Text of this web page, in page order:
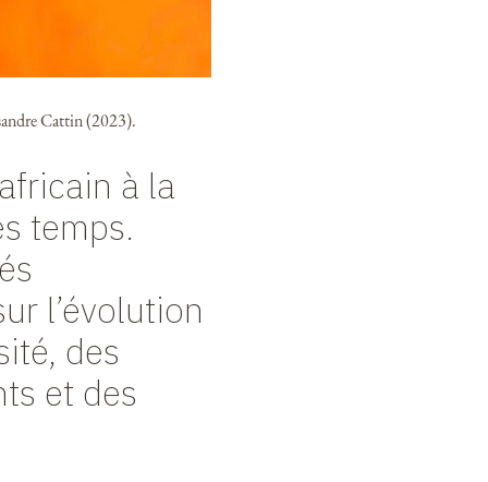
Cattin (2023).
à la
temps.
l’évolution
des
et des